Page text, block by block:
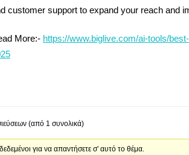
customer support to expand your reach and
More:- https://www.biglive.com/ai-tools/
(από 1 συνολικά)
για να απαντήσετε σ' αυτό το θέμα.